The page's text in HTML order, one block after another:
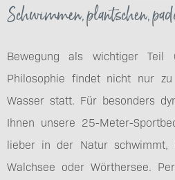
Schwimmen, plantschen,
Bewegung als wichtiger Teil
Philosophie findet nicht nur
Wasser statt. Für besonders
Ihnen unsere 25-Meter-
lieber in der Natur
Walchsee oder Wörthersee.